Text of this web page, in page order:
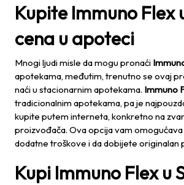
Kupite Immuno Flex
cena u apoteci
Mnogi ljudi misle da mogu pronaći
apotekama, međutim, trenutno se ovaj
naći u stacionarnim apotekama. Immuno
tradicionalnim apotekama, pa je
kupite putem interneta, konkretno na
proizvođača. Ova opcija vam
dodatne troškove i da dobijete originalan
Kupi Immuno Flex u